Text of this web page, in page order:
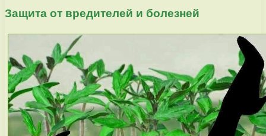
Защита от вредителей и болезней